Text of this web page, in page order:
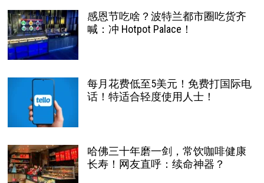
感恩节吃啥？波特兰都市圈吃货齐
喊：冲 Hotpot Palace！
每月花费低至5美元！免费打国际电
话！特适合轻度使用人士！
哈佛三十年磨一剑，常饮咖啡健康
长寿！网友直呼：续命神器？